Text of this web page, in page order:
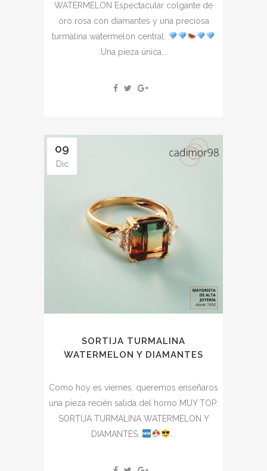
WATERMELON Espectacular colgante de
oro rosa con diamantes y una preciosa
turmalina watermelon central.
.Una pieza única....
09
Dic
SORTIJA TURMALINA
WATERMELON Y DIAMANTES
Como hoy es viernes, queremos enseñaros
una pieza recién salida del horno MUY TOP:
SORTIJA TURMALINA WATERMELON Y
DIAMANTES.